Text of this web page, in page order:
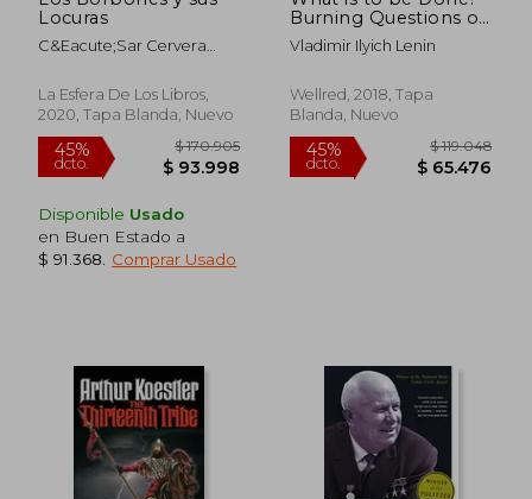
Locuras
C&Eacute;Sar Cervera
La Esfera De Los Libros,
2020, Tapa Blanda, Nuevo
Disponible Usado
en Buen Estado a
$ 91.368
Comprar Usado
Burning Questions of
our Movement (en
Inglés)
Vladimir Ilyich Lenin
Wellred, 2018, Tapa
Blanda, Nuevo